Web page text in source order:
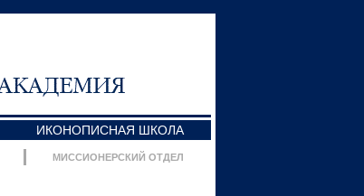
ИКОНОПИСНАЯ ШКОЛА
МИССИОНЕРСКИЙ ОТДЕЛ